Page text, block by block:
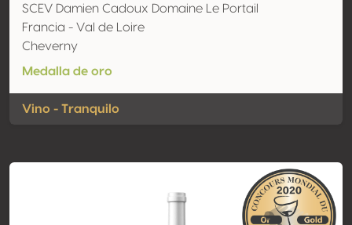
SCEV Damien Cadoux Domaine Le Portail
Francia - Val de Loire
Cheverny
Medalla de oro
Vino - Tranquilo